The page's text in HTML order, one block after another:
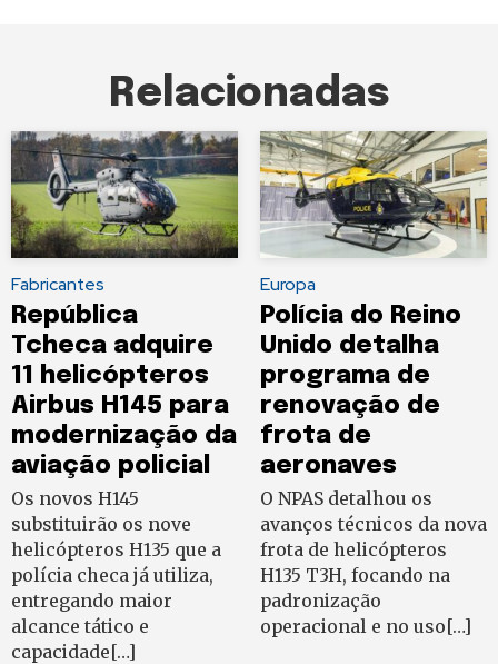
Relacionadas
Fabricantes
República
Tcheca adquire
11 helicópteros
Airbus H145 para
modernização da
aviação policial
Os novos H145
substituirão os nove
helicópteros H135 que a
polícia checa já utiliza,
entregando maior
alcance tático e
capacidade[…]
Europa
Polícia do Reino
Unido detalha
programa de
renovação de
frota de
aeronaves
O NPAS detalhou os
avanços técnicos da nova
frota de helicópteros
H135 T3H, focando na
padronização
operacional e no uso[…]